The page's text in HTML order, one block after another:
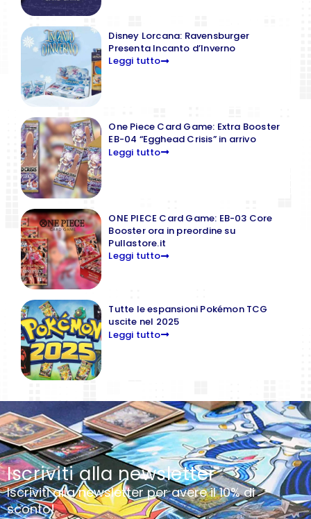
Disney Lorcana: Ravensburger
Presenta Incanto d’Inverno
Leggi tutto
One Piece Card Game: Extra Booster
EB-04 “Egghead Crisis” in arrivo
Leggi tutto
ONE PIECE Card Game: EB-03 Core
Booster ora in preordine su
Pullastore.it
Leggi tutto
Tutte le espansioni Pokémon TCG
uscite nel 2025
Leggi tutto
Iscriviti alla newsletter
Iscriviti alla newsletter per avere il 10% di
sconto!